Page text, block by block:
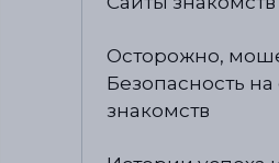
Осторожно,
Безопасность на
знакомств